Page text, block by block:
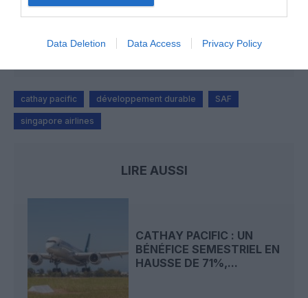
Data Deletion Data Access Privacy Policy
Badissi novembria commenté l'article :
l’horizon 2030
cathay pacific développement durable SAF
singapore airlines
LIRE AUSSI
CATHAY PACIFIC : UN
BÉNÉFICE SEMESTRIEL EN
HAUSSE DE 71%,...